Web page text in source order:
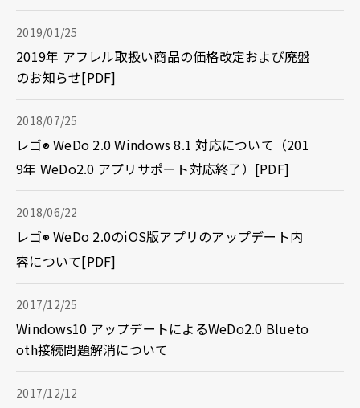
2019/01/25
2019年 アフレル取扱い商品の価格改定および廃盤
のお知らせ[PDF]
2018/07/25
レゴ®WeDo 2.0 Windows 8.1 対応について（201
9年 WeDo2.0 アプリサポート対応終了）[PDF]
2018/06/22
レゴ®WeDo 2.0のiOS版アプリのアップデート内
容について[PDF]
2017/12/25
Windows10 アップデートによるWeDo2.0 Blueto
oth接続問題解消について
2017/12/12